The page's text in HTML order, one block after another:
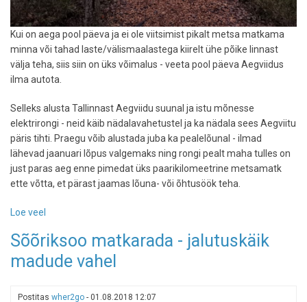
Kui on aega pool päeva ja ei ole viitsimist pikalt metsa matkama
minna või tahad laste/välismaalastega kiirelt ühe põike linnast
välja teha, siis siin on üks võimalus - veeta pool päeva Aegviidus
ilma autota.
Selleks alusta Tallinnast Aegviidu suunal ja istu mõnesse
elektrirongi - neid käib nädalavahetustel ja ka nädala sees Aegviitu
päris tihti. Praegu võib alustada juba ka pealelõunal - ilmad
lähevad jaanuari lõpus valgemaks ning rongi pealt maha tulles on
just paras aeg enne pimedat üks paarikilomeetrine metsamatk
ette võtta, et pärast jaamas lõuna- või õhtusöök teha.
Loe veel
väljasõit:
kuidas
Sõõriksoo matkarada - jalutuskäik
madude vahel
Postitas wher2go - 01.08.2018 12:07